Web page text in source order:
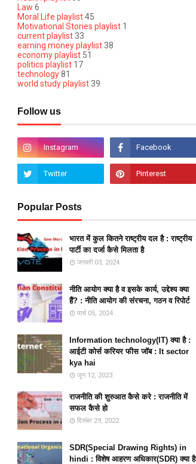
Law 6
Moral Life playlist45
Motivational Stories playlist 1
current playlist 33
earning money playlist 38
economy playlist 51
politics playlist 17
technology81
world study playlist 39
Follow us
Popular Posts
भारत में कुल कितने राष्ट्रीय दल है : राष्ट्रीय
पार्टी का दर्जा कैसे मिलता है
जनवरी 03, 2024
नीति आयोग क्या है व इसके कार्य, उद्देश्य क्या
हैं? : नीति आयोग की संरचना, गठन व रिपोर्ट
मार्च 05, 2024
Information technology(IT) क्या है :
आईटी कोर्स करियर फीस जॉब : It sector
kya hai
जून 12, 2023
राजनीति की शुरुआत कैसे करे : राजनीति में
सफल कैसे हो
दिसंबर 29, 2022
SDR(Special Drawing Rights) in
hindi : विशेष आहरण अधिकार(SDR) क्या है